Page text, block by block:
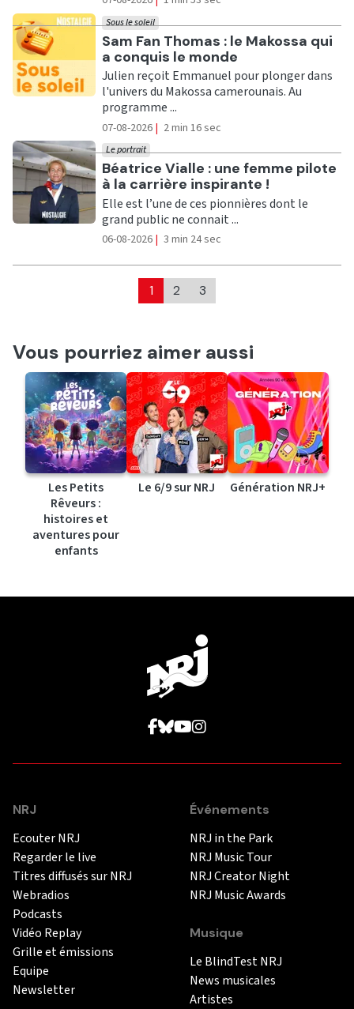
Ecouter
Sam Fan Thomas : le Makossa qui
a conquis le monde
Sous le soleil
Julien reçoit Emmanuel pour plonger dans
l'univers du Makossa camerounais. Au
programme ...
07-08-2026 | 2 min 16 sec
Ecouter
Béatrice Vialle : une femme pilote
à la carrière inspirante !
Le portrait
Elle est l’une de ces pionnières dont le
grand public ne connait ...
06-08-2026 | 3 min 24 sec
1 2 3
Vous pourriez aimer aussi
Les Petits
Rêveurs :
histoires et
aventures pour
enfants
Le 6/9 sur NRJ Génération NRJ+
NRJ
Ecouter NRJ
Regarder le live
Titres diffusés sur NRJ
Webradios
Podcasts
Vidéo Replay
Grille et émissions
Equipe
Newsletter
Événements
NRJ in the Park
NRJ Music Tour
NRJ Creator Night
NRJ Music Awards
Musique
Le BlindTest NRJ
News musicales
Artistes